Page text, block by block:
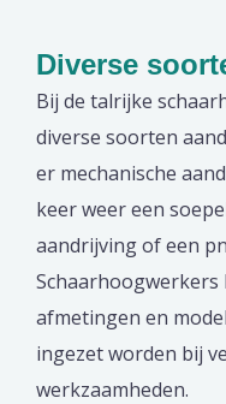
Diverse
Bij de talrijke
diverse soorten
er mechanische
keer weer een
aandrijving of een
afmetingen en
ingezet worden bij
werkzaamheden.